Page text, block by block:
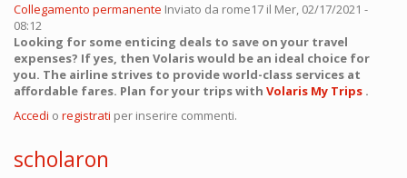
Collegamento permanente Inviato da rome17 il Mer, 02/17/2021 -
08:12
Looking for some enticing deals to save on your travel
expenses? If yes, then Volaris would be an ideal choice for
you. The airline strives to provide world-class services at
affordable fares. Plan for your trips with Volaris My Trips .
Accedi o registrati per inserire commenti.
scholaron